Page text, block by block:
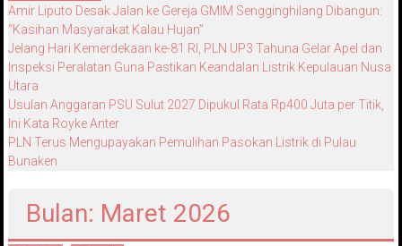
Amir Liputo Desak Jalan ke Gereja GMIM Sengginghilang Dibangun:
“Kasihan Masyarakat Kalau Hujan”
Jelang Hari Kemerdekaan ke-81 RI, PLN UP3 Tahuna Gelar Apel dan
Inspeksi Peralatan Guna Pastikan Keandalan Listrik Kepulauan Nusa
Utara
Usulan Anggaran PSU Sulut 2027 Dipukul Rata Rp400 Juta per Titik,
Ini Kata Royke Anter
PLN Terus Mengupayakan Pemulihan Pasokan Listrik di Pulau
Bunaken
Bulan: Maret 2026